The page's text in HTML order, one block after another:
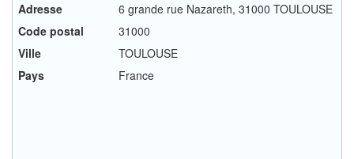
Adresse
6 grande rue Nazareth, 31000 TOULOUSE
Code postal
31000
Ville
TOULOUSE
Pays
France